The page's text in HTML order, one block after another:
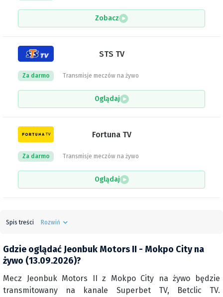
Zobacz
STS TV
Transmisje meczów na żywo
Za darmo
Oglądaj
Fortuna TV
Transmisje meczów na żywo
Za darmo
Oglądaj
Spis treści Rozwiń
Gdzie oglądać Jeonbuk Motors II - Mokpo City na
żywo (13.09.2026)?
Mecz Jeonbuk Motors II z Mokpo City na żywo będzie
transmitowany na kanale Superbet TV, Betclic TV.